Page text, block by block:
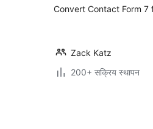
Convert Contact Form 7
Zack Katz
200+ सक्रिय स्थापन